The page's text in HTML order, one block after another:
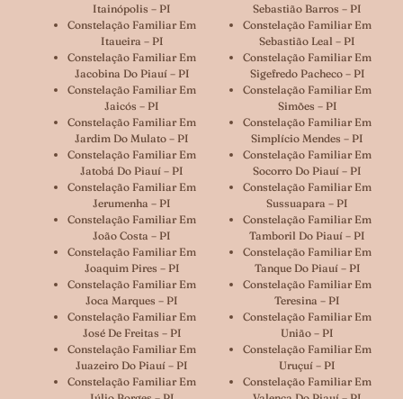
Itainópolis – PI
Constelação Familiar Em
Itaueira – PI
Constelação Familiar Em
Jacobina Do Piauí – PI
Constelação Familiar Em
Jaicós – PI
Constelação Familiar Em
Jardim Do Mulato – PI
Constelação Familiar Em
Jatobá Do Piauí – PI
Constelação Familiar Em
Jerumenha – PI
Constelação Familiar Em
João Costa – PI
Constelação Familiar Em
Joaquim Pires – PI
Constelação Familiar Em
Joca Marques – PI
Constelação Familiar Em
José De Freitas – PI
Constelação Familiar Em
Juazeiro Do Piauí – PI
Constelação Familiar Em
Sebastião Barros – PI
Constelação Familiar Em
Sebastião Leal – PI
Constelação Familiar Em
Sigefredo Pacheco – PI
Constelação Familiar Em
Simões – PI
Constelação Familiar Em
Simplício Mendes – PI
Constelação Familiar Em
Socorro Do Piauí – PI
Constelação Familiar Em
Sussuapara – PI
Constelação Familiar Em
Tamboril Do Piauí – PI
Constelação Familiar Em
Tanque Do Piauí – PI
Constelação Familiar Em
Teresina – PI
Constelação Familiar Em
União – PI
Constelação Familiar Em
Uruçuí – PI
Constelação Familiar Em